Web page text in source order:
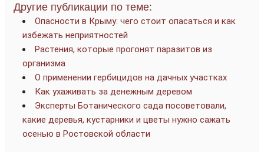
Другие публикации по теме:
Опасности в Крыму: чего стоит опасаться и как
избежать неприятностей
Растения, которые прогонят паразитов из
организма
О применении гербицидов на дачных участках
Как ухаживать за денежным деревом
Эксперты Ботанического сада посоветовали,
какие деревья, кустарники и цветы нужно сажать
осенью в Ростовской области